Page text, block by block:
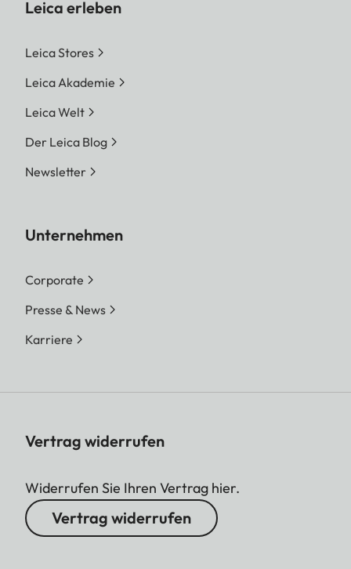
Leica erleben
Leica Stores
Leica Akademie
Leica Welt
Der Leica Blog
Newsletter
Unternehmen
Corporate
Presse & News
Karriere
Vertrag widerrufen
Widerrufen Sie Ihren Vertrag hier.
Vertrag widerrufen